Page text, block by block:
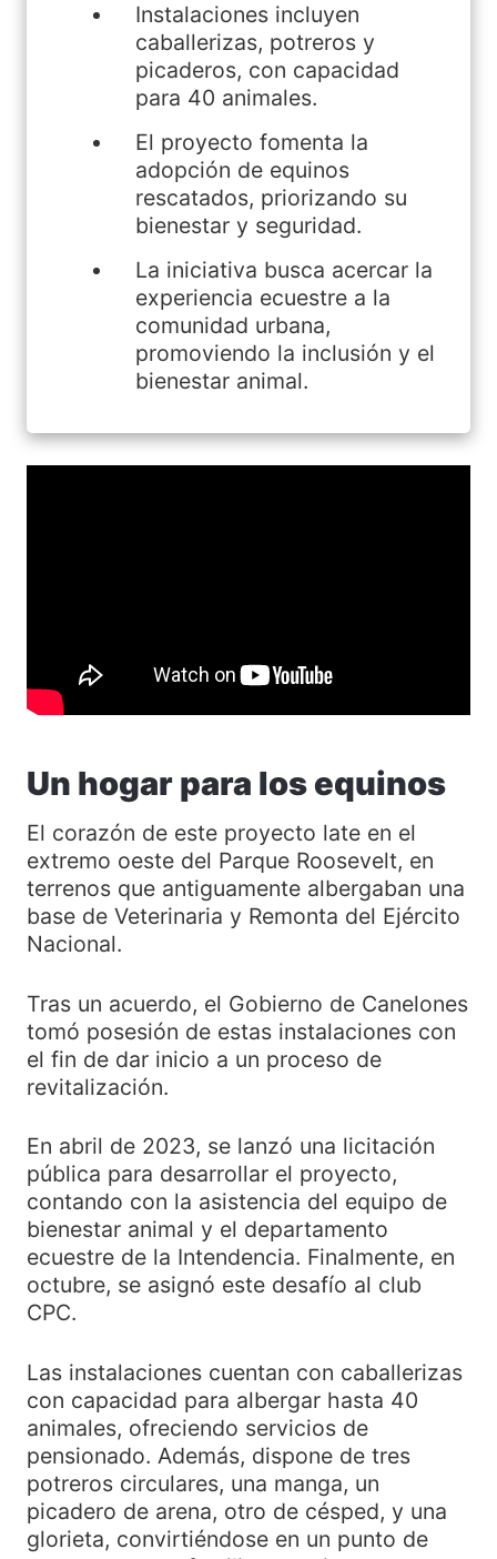
Instalaciones incluyen
caballerizas, potreros y
picaderos, con capacidad
para 40 animales.
El proyecto fomenta la
adopción de equinos
rescatados, priorizando su
bienestar y seguridad.
La iniciativa busca acercar la
experiencia ecuestre a la
comunidad urbana,
promoviendo la inclusión y el
bienestar animal.
Un hogar para los equinos
El corazón de este proyecto late en el
extremo oeste del Parque Roosevelt, en
terrenos que antiguamente albergaban una
base de Veterinaria y Remonta del Ejército
Nacional.
Tras un acuerdo, el Gobierno de Canelones
tomó posesión de estas instalaciones con
el fin de dar inicio a un proceso de
revitalización.
En abril de 2023, se lanzó una licitación
pública para desarrollar el proyecto,
contando con la asistencia del equipo de
bienestar animal y el departamento
ecuestre de la Intendencia. Finalmente, en
octubre, se asignó este desafío al club
CPC.
Las instalaciones cuentan con caballerizas
con capacidad para albergar hasta 40
animales, ofreciendo servicios de
pensionado. Además, dispone de tres
potreros circulares, una manga, un
picadero de arena, otro de césped, y una
glorieta, convirtiéndose en un punto de